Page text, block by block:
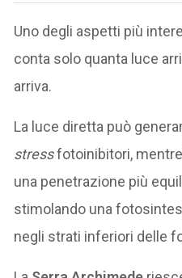
Uno degli aspetti più
conta solo quanta luce
arriva.
La luce diretta può
stressfotoinibitori,
una penetrazione più
stimolando una
negli strati inferiori delle